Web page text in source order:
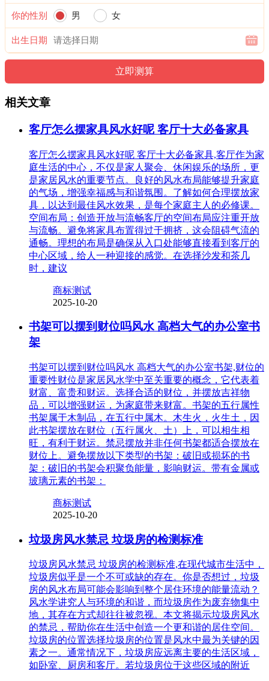
你的性别 男 女
出生日期
相关文章
客厅怎么摆家具风水好呢 客厅十大必备家具
客厅怎么摆家具风水好呢 客厅十大必备家具,客厅作为家
庭生活的中心，不仅是家人聚会、休闲娱乐的场所，更
是家居风水的重要节点。良好的风水布局能够提升家庭
的气场，增强幸福感与和谐氛围。了解如何合理摆放家
具，以达到最佳风水效果，是每个家庭主人的必修课。
空间布局：创造开放与流畅客厅的空间布局应注重开放
与流畅。避免将家具布置得过于拥挤，这会阻碍气流的
通畅。理想的布局是确保从入口处能够直接看到客厅的
中心区域，给人一种迎接的感觉。在选择沙发和茶几
时，建议
商标测试
2025-10-20
书架可以摆到财位吗风水 高档大气的办公室书
架
书架可以摆到财位吗风水 高档大气的办公室书架,财位的
重要性财位是家居风水学中至关重要的概念，它代表着
财富、富贵和财运。选择合适的财位，并摆放吉祥物
品，可以增强财运，为家庭带来财富。书架的五行属性
书架属于木制品，在五行中属木。木生火，火生土，因
此书架摆放在财位（五行属火、土）上，可以相生相
旺，有利于财运。禁忌摆放并非任何书架都适合摆放在
财位上。避免摆放以下类型的书架：破旧或损坏的书
架：破旧的书架会积聚负能量，影响财运。带有金属或
玻璃元素的书架：
商标测试
2025-10-20
垃圾房风水禁忌 垃圾房的检测标准
垃圾房风水禁忌 垃圾房的检测标准,在现代城市生活中，
垃圾房似乎是一个不可或缺的存在。你是否想过，垃圾
房的风水布局可能会影响到整个居住环境的能量流动？
风水学讲究人与环境的和谐，而垃圾房作为废弃物集中
地，其存在方式却往往被忽视。本文将揭示垃圾房风水
的禁忌，帮助你在生活中创造一个更和谐的居住空间。
垃圾房的位置选择垃圾房的位置是风水中最为关键的因
素之一。通常情况下，垃圾房应远离主要的生活区域，
如卧室、厨房和客厅。若垃圾房位于这些区域的附近